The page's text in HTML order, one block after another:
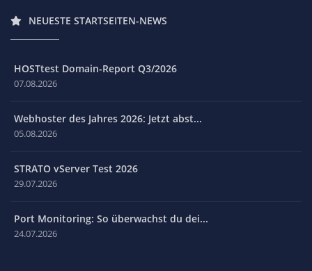
NEUESTE STARTSEITEN-NEWS
HOSTtest Domain-Report Q3/2026
07.08.2026
Webhoster des Jahres 2026: Jetzt abst...
05.08.2026
STRATO vServer Test 2026
29.07.2026
Port Monitoring: So überwachst du dei...
24.07.2026